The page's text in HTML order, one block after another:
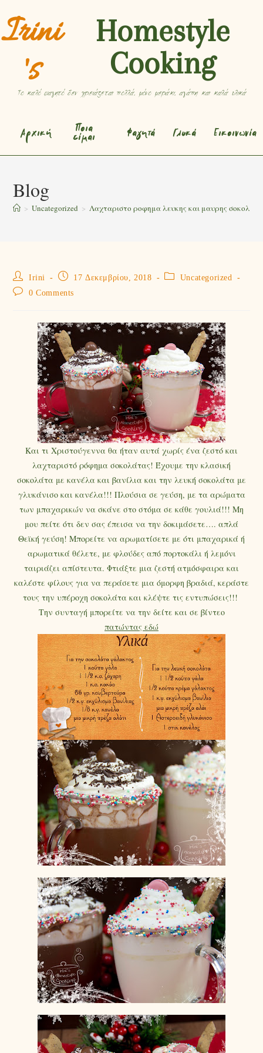
Irini
's
Homestyle
Cooking
Το καλό φαγητό δεν χρειάζεται πολλά, μόνο μεράκι, αγάπη και καλά υλικά
Αρχική
Ποια
είμαι
Φαγητά Γλυκά Εικοινωνία
Blog
> Uncategorized > Λαχταριστο ροφημα λευκης και μαυρης
Irini 17 Δεκεμβρίου, 2018
Uncategorized
0 Comments
Και τι Χριστούγεννα θα ήταν αυτά χωρίς ένα ζεστό και
λαχταριστό ρόφημα σοκολάτας! Έχουμε την κλασική
σοκολάτα με κανέλα και βανίλια και την λευκή σοκολάτα με
γλυκάνισο και κανέλα!!! Πλούσια σε γεύση, με τα αρώματα
των μπαχαρικών να σκάνε στο στόμα σε κάθε γουλιά!!! Μη
μου πείτε ότι δεν σας έπεισα να την δοκιμάσετε…. απλά
Θεϊκή γεύση! Μπορείτε να αρωματίσετε με ότι μπαχαρικά ή
αρωματικά θέλετε, με φλούδες από πορτοκάλι ή λεμόνι
ταιριάζει απίστευτα. Φτιάξτε μια ζεστή ατμόσφαιρα και
καλέστε φίλους για να περάσετε μια όμορφη βραδιά, κεράστε
τους την υπέροχη σοκολάτα και κλέψτε τις εντυπώσεις!!!
Την συνταγή μπορείτε να την δείτε και σε βίντεο
πατώντας εδώ